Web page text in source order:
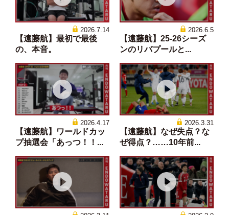
2026.7.14
【遠藤航】最初で最後
の、本音。
2026.6.5
【遠藤航】25-26シーズ
ンのリバプールと...
2026.4.17
【遠藤航】ワールドカッ
プ抽選会「あっつ！！...
2026.3.31
【遠藤航】なぜ失点？な
ぜ得点？……10年前...